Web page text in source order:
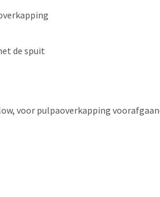
de spuit
voor pulpaoverkapping